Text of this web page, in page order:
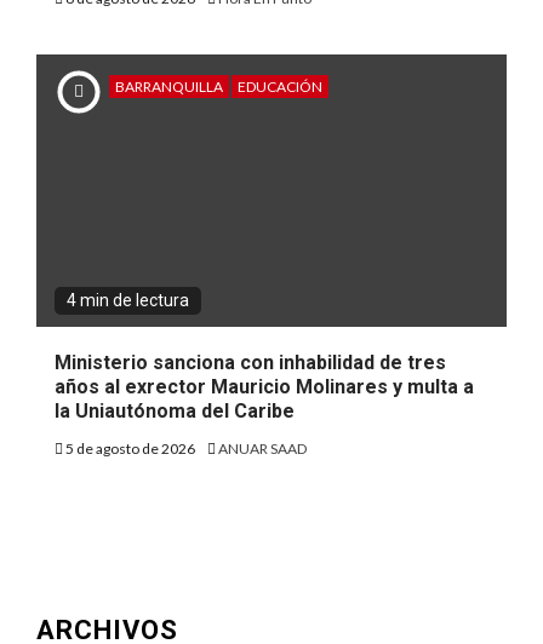
BARRANQUILLA EDUCACIÓN
4 min de lectura
Ministerio sanciona con inhabilidad de tres
años al exrector Mauricio Molinares y multa a
la Uniautónoma del Caribe
5 de agosto de 2026 ANUAR SAAD
ARCHIVOS